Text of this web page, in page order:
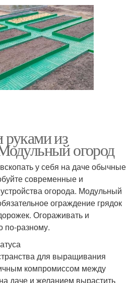
руками из
огород
у себя на даче обычные
современные и
огорода. Модульный
ограждение грядок
Огораживать и
по-разному.
для выращивания
компромиссом между
даче и желанием вырастить